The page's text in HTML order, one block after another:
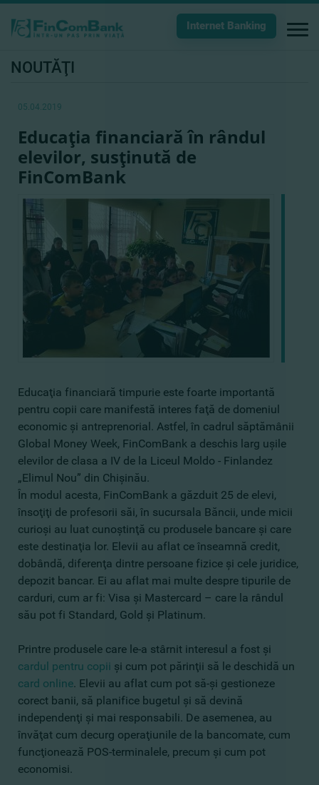
Internet Banking
NOUTĂŢI
05.04.2019
Educaţia financiară în rândul
elevilor, susţinută de
FinComBank
Educaţia financiară timpurie este foarte importantă
pentru copii care manifestă interes faţă de domeniul
economic şi antreprenorial. Astfel, în cadrul săptămânii
Global Money Week, FinComBank a deschis larg uşile
elevilor de clasa a IV de la Liceul Moldo - Finlandez
„Elimul Nou” din Chişinău.
În modul acesta, FinComBank a găzduit 25 de elevi,
însoţiţi de profesorii săi, în sucursala Băncii, unde micii
curioşi au luat cunoştinţă cu produsele bancare şi care
este destinaţia lor. Elevii au aflat ce înseamnă credit,
dobândă, diferenţa dintre persoane fizice şi cele juridice,
depozit bancar. Ei au aflat mai multe despre tipurile de
carduri, cum ar fi: Visa şi Mastercard – care la rândul
său pot fi Standard, Gold şi Platinum.
Printre produsele care le-a stârnit interesul a fost şi
cardul pentru copii şi cum pot părinţii să le deschidă un
card online. Elevii au aflat cum pot să-şi gestioneze
corect banii, să planifice bugetul şi să devină
independenţi şi mai responsabili. De asemenea, au
învăţat cum decurg operaţiunile de la bancomate, cum
funcţionează POS-terminalele, precum şi cum pot
economisi.